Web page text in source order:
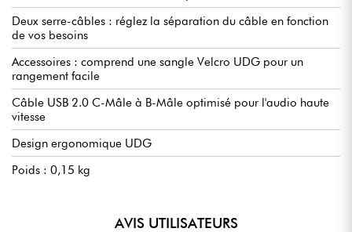
Deux serre-câbles : réglez la séparation du câble en fonction
de vos besoins
Accessoires : comprend une sangle Velcro UDG pour un
rangement facile
Câble USB 2.0 C-Mâle à B-Mâle optimisé pour l'audio haute
vitesse
Design ergonomique UDG
Poids : 0,15 kg
AVIS UTILISATEURS